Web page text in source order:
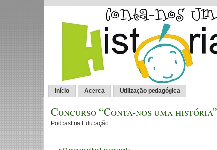
Início Acerca Utilização pedagógica
Concurso “Conta-nos uma história”
Podcast na Educação